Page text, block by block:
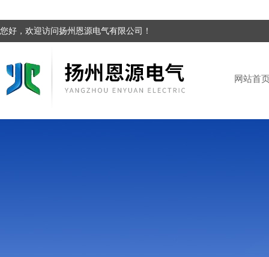
您好，欢迎访问扬州恩源电气有限公司！
网站首